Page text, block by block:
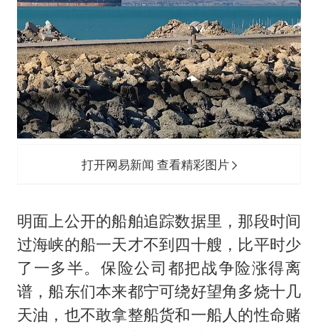
打开网易新闻 查看精彩图片
明面上公开的船舶追踪数据里，那段时间
过海峡的船一天才不到四十艘，比平时少
了一多半。保险公司都把战争险涨得离
谱，船东们本来都宁可绕好望角多烧十几
天油，也不敢拿整船货和一船人的性命赌